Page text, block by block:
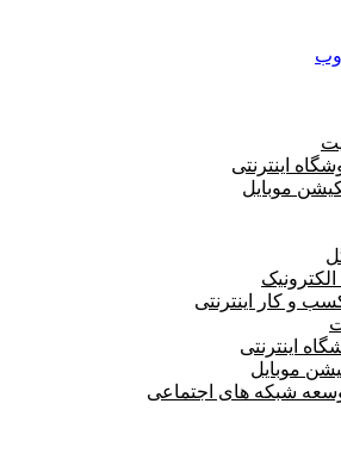
اینترنتی
موبایل
و کار اینترنتی
اینترنتی
موبایل
شبکه های اجتماعی